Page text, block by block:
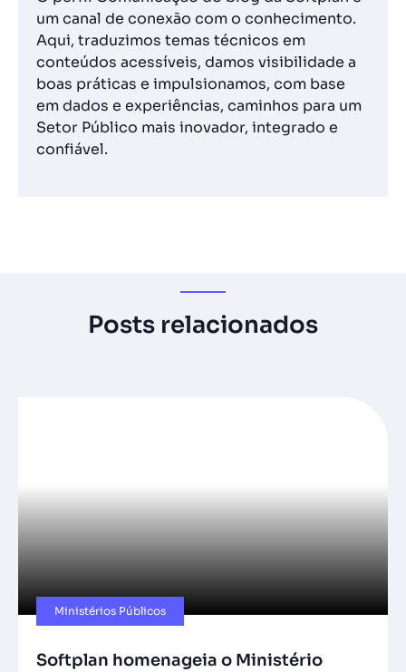
um canal de conexão com o conhecimento.
Aqui, traduzimos temas técnicos em
conteúdos acessíveis, damos visibilidade a
boas práticas e impulsionamos, com base
em dados e experiências, caminhos para um
Setor Público mais inovador, integrado e
confiável.
Posts relacionados
Ministérios Públicos​
Softplan homenageia o Ministério